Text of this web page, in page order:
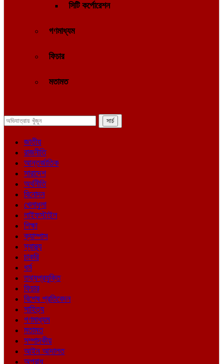
সিটি কর্পোরেশন
গণমাধ্যম
ফিচার
মতামত
জাতীয়
রাজনীতি
আন্তর্জাতিক
সারাদেশ
অর্থনীতি
বিনোদন
খেলাধুলা
লাইফস্টাইল
শিক্ষা
ক্যাম্পাস
স্বাস্থ্য
চাকরি
ধর্ম
তথ্যপ্রযুক্তি
ফিচার
বিশেষ প্রতিবেদন
সাহিত্য
গণমাধ্যম
মতামত
সম্পাদকীয়
আইন আদালত
অপরাধ